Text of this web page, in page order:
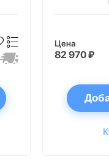
Цена
82 970 ₽